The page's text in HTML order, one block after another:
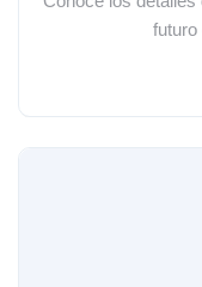
futuro